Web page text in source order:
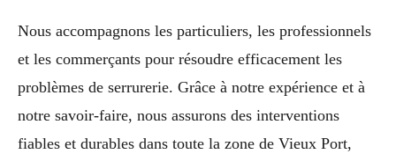
Nous accompagnons les particuliers, les professionnels
et les commerçants pour résoudre efficacement les
problèmes de serrurerie. Grâce à notre expérience et à
notre savoir-faire, nous assurons des interventions
fiables et durables dans toute la zone de Vieux Port,